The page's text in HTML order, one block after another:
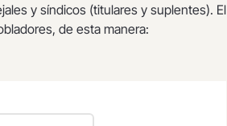
y síndicos (titulares y suplentes). El
de esta manera: